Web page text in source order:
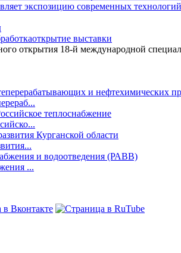
экспозицию современных технологий
открытие выставки
открытия 18-й международной
...